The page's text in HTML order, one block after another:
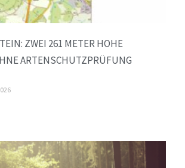
ZWEI 261 METER HOHE
ARTENSCHUTZPRÜFUNG